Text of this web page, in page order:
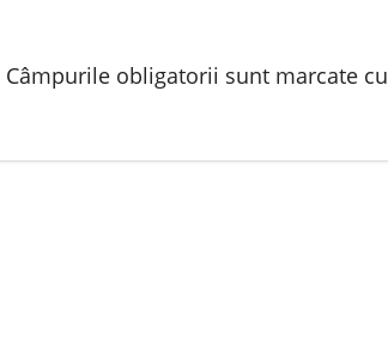
Câmpurile obligatorii sunt marcate cu